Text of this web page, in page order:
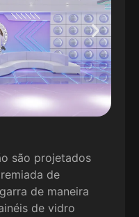
são projetados
de
de maneira
de vidro